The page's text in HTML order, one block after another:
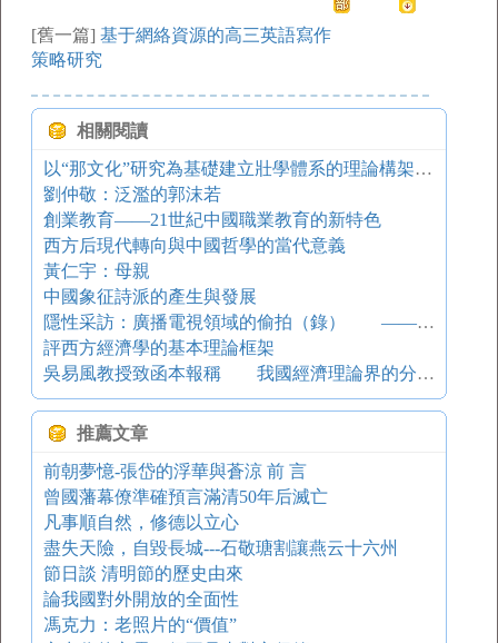
[舊一篇] 基于網絡資源的高三英語寫作
策略研究
相關閱讀
以“那文化”研究為基礎建立壯學體系的理論構架（之二）
劉仲敬：泛濫的郭沫若
創業教育——21世紀中國職業教育的新特色
西方后現代轉向與中國哲學的當代意義
黃仁宇：母親
中國象征詩派的產生與發展
隱性采訪：廣播電視領域的偷拍（錄） ——兼談偷拍（錄）的發展趨勢
評西方經濟學的基本理論框架
吳易風教授致函本報稱 我國經濟理論界的分歧有不少是原則性的
推薦文章
前朝夢憶-張岱的浮華與蒼涼 前 言
曾國藩幕僚準確預言滿清50年后滅亡
凡事順自然，修德以立心
盡失天險，自毀長城---石敬瑭割讓燕云十六州
節日談 清明節的歷史由來
論我國對外開放的全面性
馮克力：老照片的“價值”